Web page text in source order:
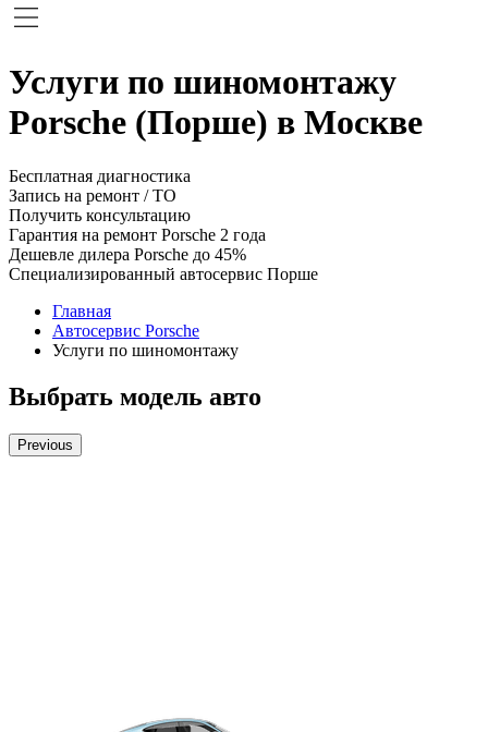
Услуги по шиномонтажу
Porsche (Порше) в Москве
Бесплатная диагностика
Запись на ремонт / ТО
Получить консультацию
Гарантия на ремонт Porsche 2 года
Дешевле дилера Porsche до 45%
Специализированный автосервис Порше
Главная
Автосервис Porsche
Услуги по шиномонтажу
Выбрать модель авто
Previous